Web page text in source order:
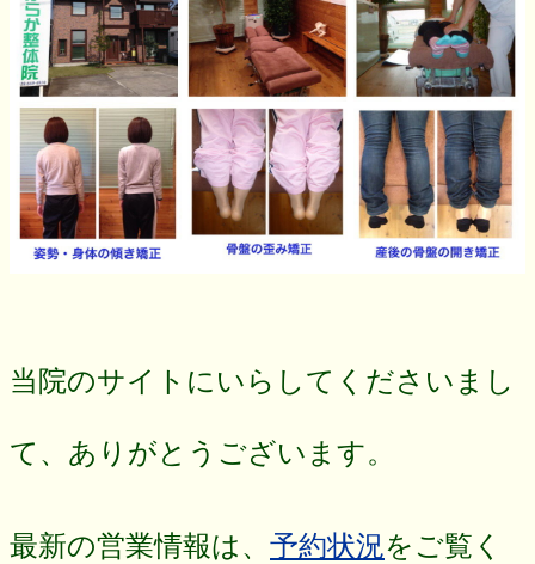
当院のサイトにいらしてくださいまし
て、ありがとうございます。
最新の営業情報は、 予約状況をご覧く